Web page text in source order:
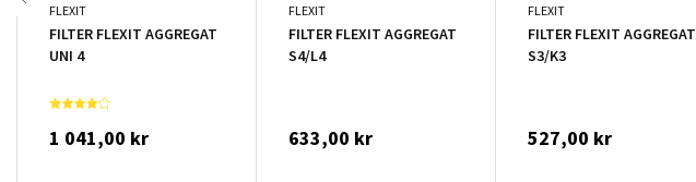
FLEXIT
FILTER FLEXIT AGGREGAT
UNI 4
1 041,00 kr
FLEXIT
FILTER FLEXIT AGGREGAT
S4/L4
633,00 kr
FLEXIT
FILTER FLEXIT AGGREGAT
S3/K3
527,00 kr